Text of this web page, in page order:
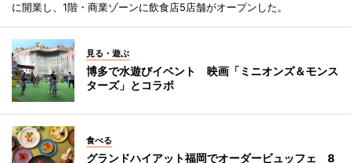
に開業し、1階・商業ゾーンに飲食店5店舗がオープンした。
見る・遊ぶ
博多で水遊びイベント 映画「ミニオンズ＆モンス
ターズ」とコラボ
食べる
グランドハイアット福岡でオーダービュッフェ 8